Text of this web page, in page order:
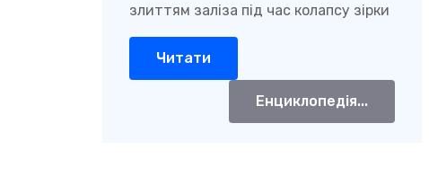
злиттям заліза під час колапсу зірки
Читати
Енциклопедія...